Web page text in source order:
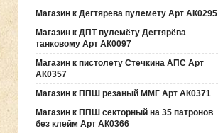
Магазин к Дегтярева пулемету Арт АК0295
Магазин к ДПТ пулемёту Дегтярёва
танковому Арт АК0097
Магазин к пистолету Стечкина АПС Арт
АК0357
Магазин к ППШ резаный ММГ Арт АК0371
Магазин к ППШ секторный на 35 патронов
без клейм Арт АК0366